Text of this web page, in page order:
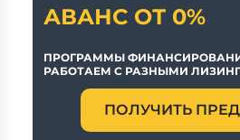
АВАНС ОТ 0%
ПРОГРАММЫ
РАБОТАЕМ С РАЗНЫМИ
ПОЛУЧИТЬ